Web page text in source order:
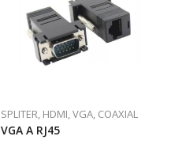
SPLITER, HDMI, VGA, COAXIAL
VGA A RJ45